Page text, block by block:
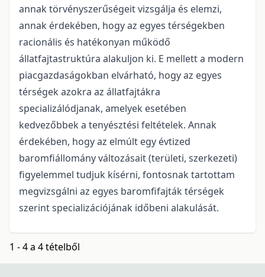
annak törvényszerűségeit vizsgálja és elemzi,
annak érdekében, hogy az egyes térségekben
racionális és hatékonyan működő
állatfajtastruktúra alakuljon ki. E mellett a modern
piacgazdaságokban elvárható, hogy az egyes
térségek azokra az állatfajtákra
specializálódjanak, amelyek esetében
kedvezőbbek a tenyésztési feltételek. Annak
érdekében, hogy az elmúlt egy évtized
baromfiállomány változásait (területi, szerkezeti)
figyelemmel tudjuk kísérni, fontosnak tartottam
megvizsgálni az egyes baromfifajták térségek
szerint specializációjának időbeni alakulását.
1 - 4 a 4 tételből